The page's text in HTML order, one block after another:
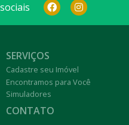
SERVIÇOS
Cadastre seu Imóvel
Encontramos para Você
Simuladores
CONTATO